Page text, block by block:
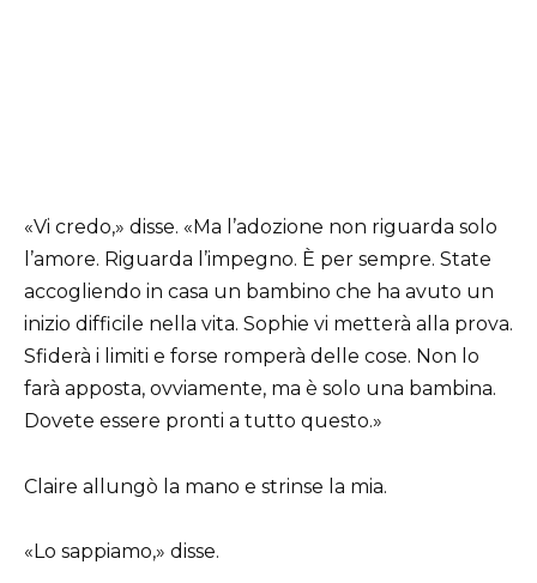
«Vi credo,» disse. «Ma l’adozione non riguarda solo
l’amore. Riguarda l’impegno. È per sempre. State
accogliendo in casa un bambino che ha avuto un
inizio difficile nella vita. Sophie vi metterà alla prova.
Sfiderà i limiti e forse romperà delle cose. Non lo
farà apposta, ovviamente, ma è solo una bambina.
Dovete essere pronti a tutto questo.»
Claire allungò la mano e strinse la mia.
«Lo sappiamo,» disse.